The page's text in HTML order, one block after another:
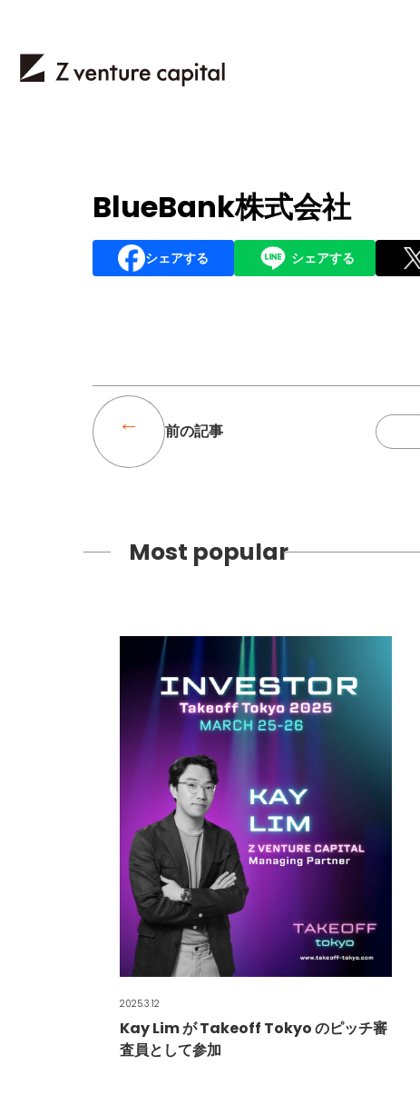
BlueBank株式会社
シェアする シェアする
前の記事
Most popular
2025.3.12
Kay Lim が Takeoff Tokyo のピッチ審
査員として参加